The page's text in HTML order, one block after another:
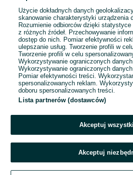
E-mail
Hasło
Zaloguj się
Użycie dokładnych danych
skanowanie charakterystyki urządzenia
Rozumienie odbiorców dzięki
z różnych źródeł. Przechowywanie
dostęp do nich. Pomiar efektywności
ulepszanie usług. Tworzenie profili w
Tworzenie profili w celu
Wykorzystywanie ograniczonych danych
Wykorzystywanie ograniczonych
Pomiar efektywności treści.
spersonalizowanych reklam.
doboru spersonalizowanych treści.
Lista partnerów (dostawców)
Akceptuj
Akceptuj